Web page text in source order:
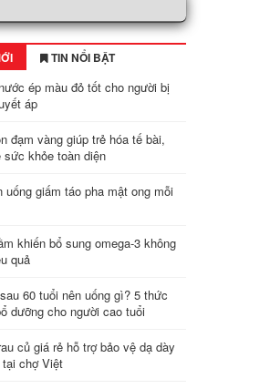
TIN NỔI BẬT
ép màu đỏ tốt cho người bị
áp
đạm vàng giúp trẻ hóa tế bài,
sức khỏe toàn diện
uống giấm táo pha mật ong mỗi
khiến bổ sung omega-3 không
quả
60 tuổi nên uống gì? 5 thức
dưỡng cho người cao tuổi
củ giá rẻ hỗ trợ bảo vệ dạ dày
chợ Việt